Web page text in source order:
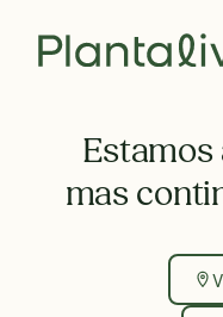
Estamos
mas